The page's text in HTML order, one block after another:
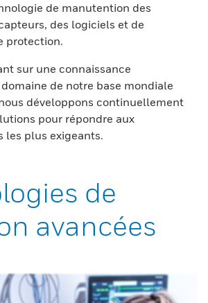
de manutention des
des logiciels et de
protection.
sur une connaissance
de notre base mondiale
développons continuellement
pour répondre aux
les plus exigeants.
de
avancées